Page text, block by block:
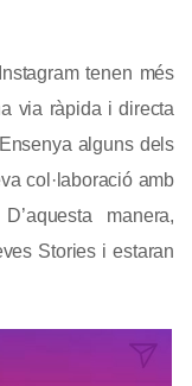
tenen més
via ràpida i directa
alguns dels
col·laboració amb
manera,
Stories i estaran